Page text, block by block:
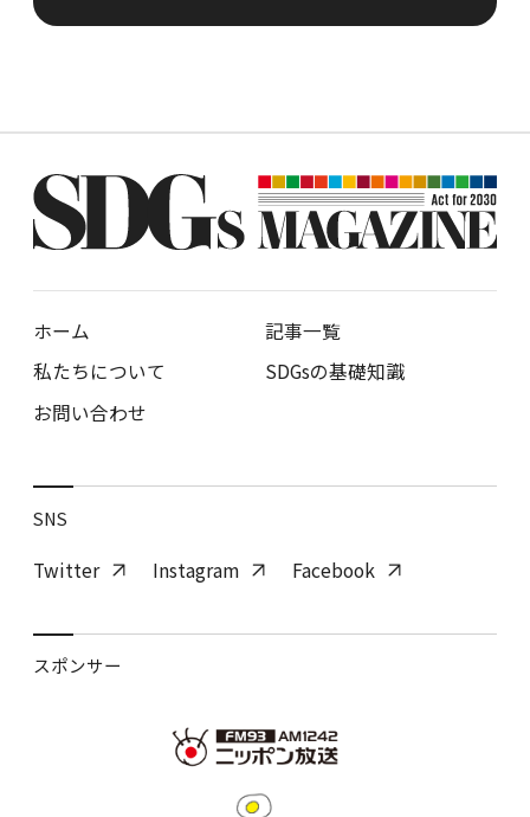
ホーム
記事一覧
私たちについて
SDGsの基礎知識
お問い合わせ
SNS
Twitter Instagram Facebook
スポンサー